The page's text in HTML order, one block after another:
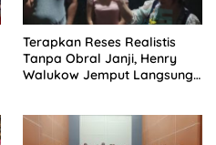
Terapkan Reses Realistis
Tanpa Obral Janji, Henry
Walukow Jemput Langsung